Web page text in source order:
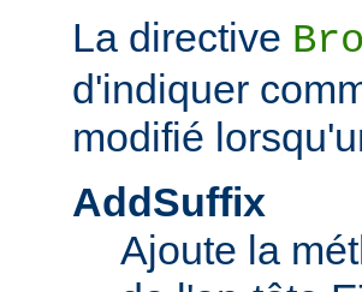
La directive
d'indiquer
modifié
AddSuffix
Ajoute la